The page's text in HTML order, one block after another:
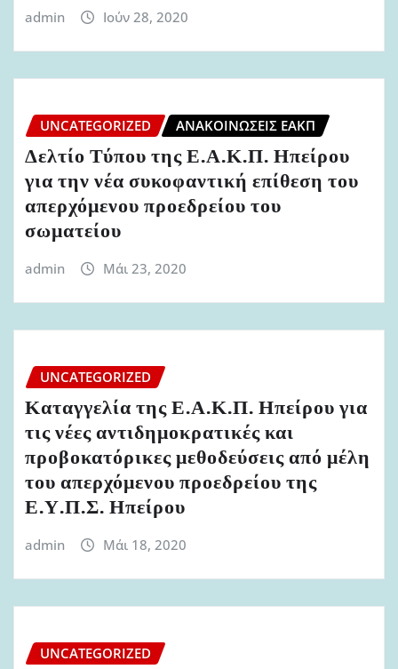
admin Ιούν 28, 2020
UNCATEGORIZED ΑΝΑΚΟΙΝΏΣΕΙΣ ΕΑΚΠ
Δελτίο Τύπου της Ε.Α.Κ.Π. Ηπείρου
για την νέα συκοφαντική επίθεση του
απερχόμενου προεδρείου του
σωματείου
admin Μάι 23, 2020
UNCATEGORIZED
Καταγγελία της Ε.Α.Κ.Π. Ηπείρου για
τις νέες αντιδημοκρατικές και
προβοκατόρικες μεθοδεύσεις από μέλη
του απερχόμενου προεδρείου της
Ε.Υ.Π.Σ. Ηπείρου
admin Μάι 18, 2020
UNCATEGORIZED